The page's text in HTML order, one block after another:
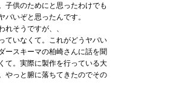
子供のためにと思ったわけでも
バいぞと思ったんです。
れそうですが、、
ていなくて。これがどうヤバい
ースキーマの柏崎さんに話を聞
て。実際に製作を行っている大
やっと腑に落ちてきたのでその